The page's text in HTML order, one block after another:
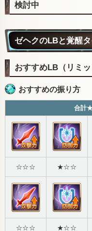
検討中
ゼヘクのLBと覚醒
おすすめLB（リミッ
おすすめの振り方
合計
☆☆☆ ★☆☆
☆☆☆ ★☆☆